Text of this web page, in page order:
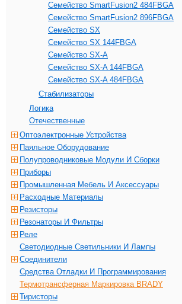
Семейство SmartFusion2 484FBGA
Семейство SmartFusion2 896FBGA
Семейство SX
Семейство SX 144FBGA
Семейство SX-A
Семейство SX-A 144FBGA
Семейство SX-A 484FBGA
Стабилизаторы
Логика
Отечественные
Оптоэлектронные Устройства
Паяльное Оборудование
Полупроводниковые Модули И Сборки
Приборы
Промышленная Мебель И Аксессуары
Расходные Материалы
Резисторы
Резонаторы И Фильтры
Реле
Светодиодные Светильники И Лампы
Соединители
Средства Отладки И Программирования
Термотрансферная Маркировка BRADY
Тиристоры